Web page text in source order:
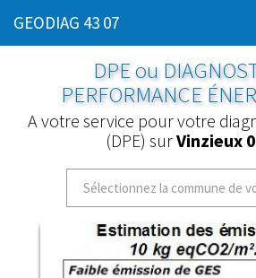
GEODIAG 43 07
DPE ou
PERFORMANCE
A votre service pour votre
(DPE) surVinzieux
Sélectionnez la commune de